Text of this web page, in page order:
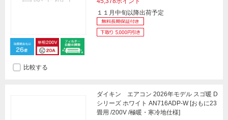
１１月中旬以降出荷予定
比較する
ダイキン エアコン 2026年モデル スゴ暖 D
シリーズ ホワイト AN716ADP-W [おもに23
畳用 /200V /極暖・寒冷地仕様]